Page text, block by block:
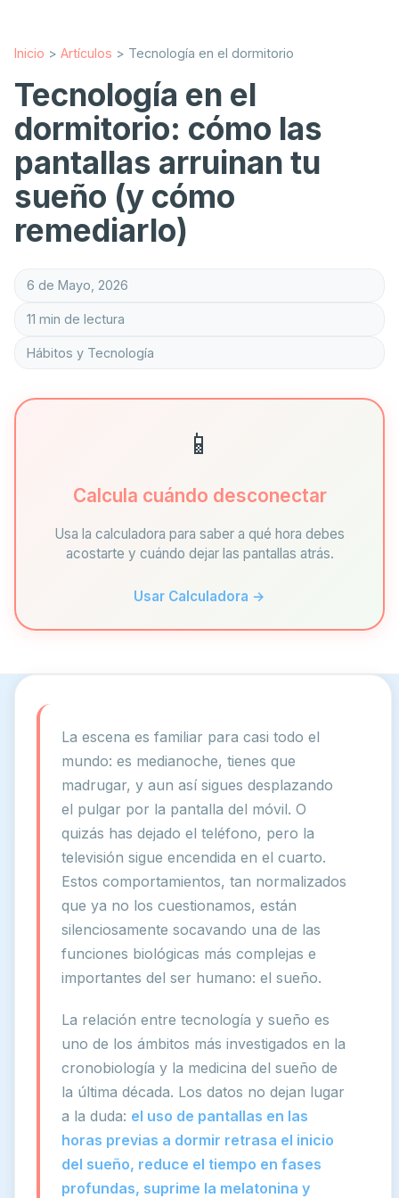
Inicio > Artículos > Tecnología en el dormitorio
Tecnología en el
dormitorio: cómo las
pantallas arruinan tu
sueño (y cómo
remediarlo)
6 de Mayo, 2026
11 min de lectura
Hábitos y Tecnología
📱
Calcula cuándo desconectar
Usa la calculadora para saber a qué hora debes
acostarte y cuándo dejar las pantallas atrás.
Usar Calculadora →
La escena es familiar para casi todo el
mundo: es medianoche, tienes que
madrugar, y aun así sigues desplazando
el pulgar por la pantalla del móvil. O
quizás has dejado el teléfono, pero la
televisión sigue encendida en el cuarto.
Estos comportamientos, tan normalizados
que ya no los cuestionamos, están
silenciosamente socavando una de las
funciones biológicas más complejas e
importantes del ser humano: el sueño.
La relación entre tecnología y sueño es
uno de los ámbitos más investigados en la
cronobiología y la medicina del sueño de
la última década. Los datos no dejan lugar
a la duda: el uso de pantallas en las
horas previas a dormir retrasa el inicio
del sueño, reduce el tiempo en fases
profundas, suprime la melatonina y